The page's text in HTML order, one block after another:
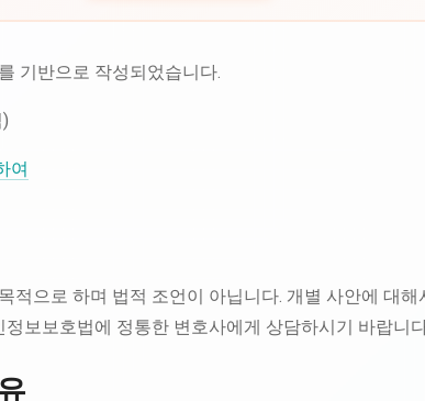
기반으로 작성되었습니다.
여
적으로 하며 법적 조언이 아닙니다. 개별 사안에 대
보보호법에 정통한 변호사에게 상담하시기 바랍니